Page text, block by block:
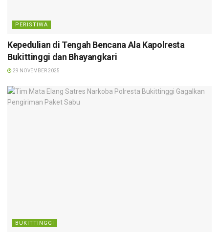
PERISTIWA
Kepedulian di Tengah Bencana Ala Kapolresta
Bukittinggi dan Bhayangkari
29 NOVEMBER 2025
BUKITTINGGI